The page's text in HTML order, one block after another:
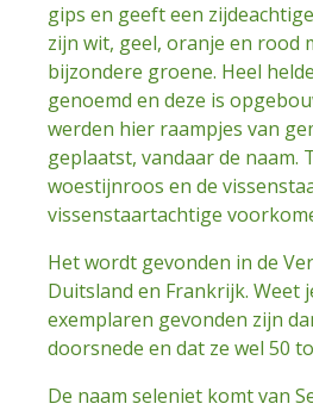
gips en geeft een
zijn wit, geel, oranje en rood
bijzondere groene. Heel
genoemd en deze is
werden hier raampjes van
geplaatst, vandaar de naam.
woestijnroos en de
vissenstaartachtige
Het wordt gevonden in de
Duitsland en Frankrijk. Weet
exemplaren gevonden zijn
doorsnede en dat ze wel 50
De naam seleniet komt van